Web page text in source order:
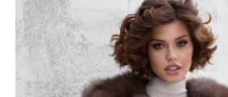
густоте мех обеспечивает тепло
характерна особая мягкость и
только дарит приятные
привлекает эстетически. Модель
прочность и будет прекрасно